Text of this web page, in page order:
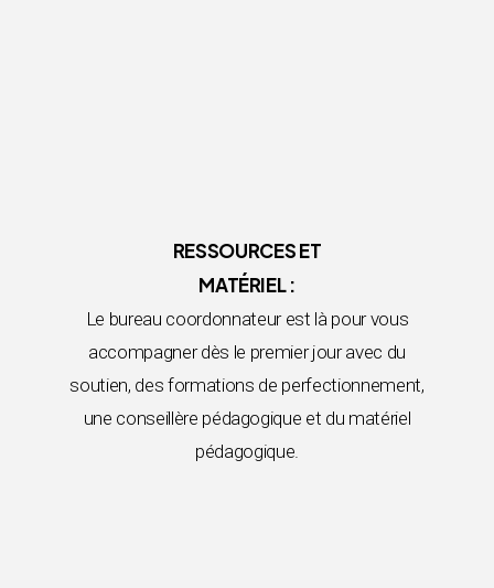
RESSOURCES ET
MATÉRIEL :
Le bureau coordonnateur est là pour vous
accompagner dès le premier jour avec du
soutien, des formations de perfectionnement,
une conseillère pédagogique et du matériel
pédagogique.